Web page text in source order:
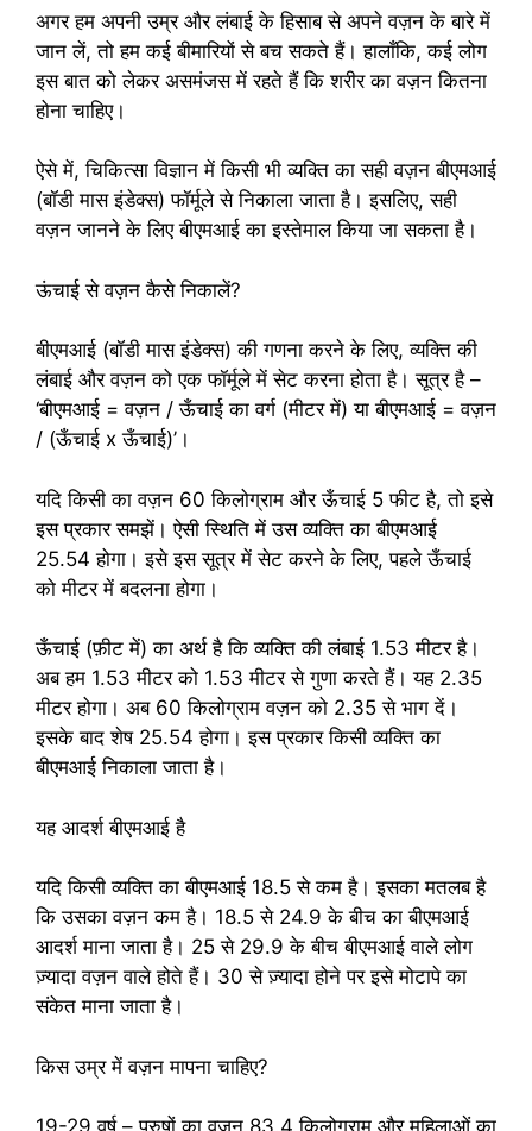
अगर हम अपनी उम्र और लंबाई के हिसाब से अपने वज़न के बारे में
जान लें, तो हम कई बीमारियों से बच सकते हैं। हालाँकि, कई लोग
इस बात को लेकर असमंजस में रहते हैं कि शरीर का वज़न कितना
होना चाहिए।
ऐसे में, चिकित्सा विज्ञान में किसी भी व्यक्ति का सही वज़न बीएमआई
(बॉडी मास इंडेक्स) फॉर्मूले से निकाला जाता है। इसलिए, सही
वज़न जानने के लिए बीएमआई का इस्तेमाल किया जा सकता है।
ऊंचाई से वज़न कैसे निकालें?
बीएमआई (बॉडी मास इंडेक्स) की गणना करने के लिए, व्यक्ति की
लंबाई और वज़न को एक फॉर्मूले में सेट करना होता है। सूत्र है –
‘बीएमआई = वज़न / ऊँचाई का वर्ग (मीटर में) या बीएमआई = वज़न
/ (ऊँचाई x ऊँचाई)’।
यदि किसी का वज़न 60 किलोग्राम और ऊँचाई 5 फीट है, तो इसे
इस प्रकार समझें। ऐसी स्थिति में उस व्यक्ति का बीएमआई
25.54 होगा। इसे इस सूत्र में सेट करने के लिए, पहले ऊँचाई
को मीटर में बदलना होगा।
ऊँचाई (फ़ीट में) का अर्थ है कि व्यक्ति की लंबाई 1.53 मीटर है।
अब हम 1.53 मीटर को 1.53 मीटर से गुणा करते हैं। यह 2.35
मीटर होगा। अब 60 किलोग्राम वज़न को 2.35 से भाग दें।
इसके बाद शेष 25.54 होगा। इस प्रकार किसी व्यक्ति का
बीएमआई निकाला जाता है।
यह आदर्श बीएमआई है
यदि किसी व्यक्ति का बीएमआई 18.5 से कम है। इसका मतलब है
कि उसका वज़न कम है। 18.5 से 24.9 के बीच का बीएमआई
आदर्श माना जाता है। 25 से 29.9 के बीच बीएमआई वाले लोग
ज़्यादा वज़न वाले होते हैं। 30 से ज़्यादा होने पर इसे मोटापे का
संकेत माना जाता है।
किस उम्र में वज़न मापना चाहिए?